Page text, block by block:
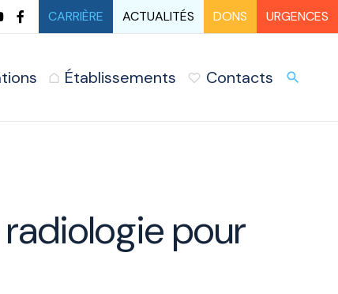
CARRIÈRE ACTUALITÉS DONS URGENCES
Établissements Contacts search
pour